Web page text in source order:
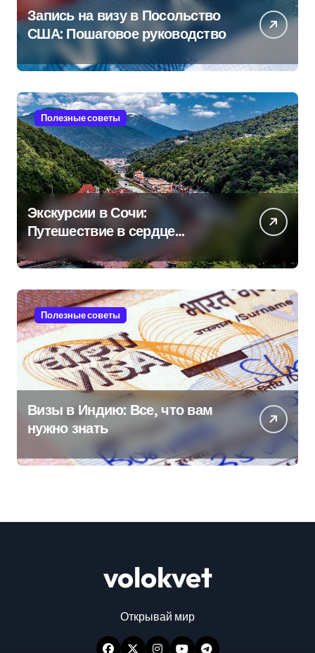
Запись на визу в Посольство
США: Пошаговое руководство
Полезные советы
Экскурсии в Сочи:
Путешествие в сердце
Черноморского курорта
Полезные советы
Визы в Индию: Все, что вам
нужно знать
volokvet
Открывай мир